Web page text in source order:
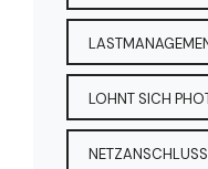
LOHNT SICH